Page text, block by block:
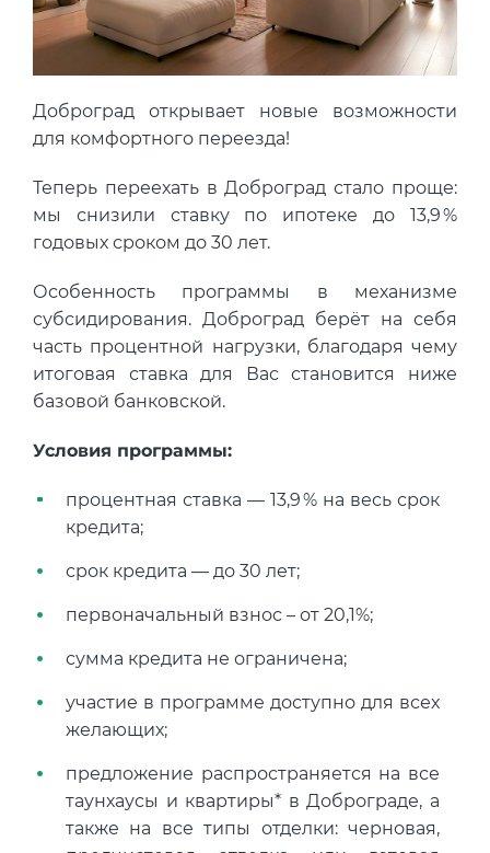
Доброград открывает новые возможности
для комфортного переезда!
Теперь переехать в Доброград стало проще:
мы снизили ставку по ипотеке до 13,9 %
годовых сроком до 30 лет.
Особенность программы в механизме
субсидирования. Доброград берёт на себя
часть процентной нагрузки, благодаря чему
итоговая ставка для Вас становится ниже
базовой банковской.
Условия программы:
процентная ставка — 13,9 % на весь срок
кредита;
срок кредита — до 30 лет;
первоначальный взнос – от 20,1%;
сумма кредита не ограничена;
участие в программе доступно для всех
желающих;
предложение распространяется на все
таунхаусы и квартиры* в Доброграде, а
также на все типы отделки: черновая,
? Концентрация ЛОС 0.008 мм3/м3
Концентрация CO2 338 ppm
В пределах нормы За пределами нормы